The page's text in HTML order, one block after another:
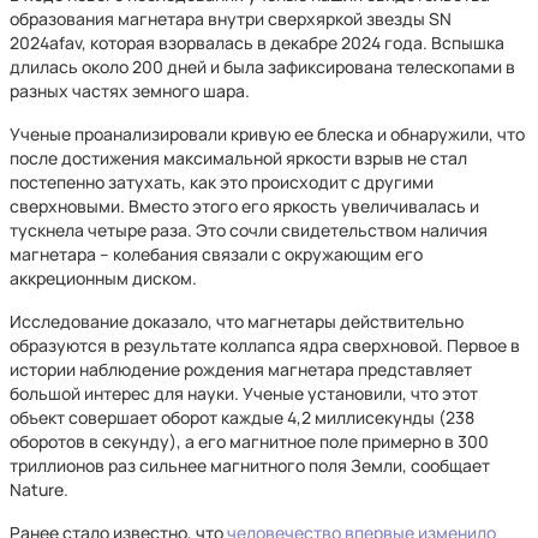
образования магнетара внутри сверхяркой звезды SN
2024afav, которая взорвалась в декабре 2024 года. Вспышка
длилась около 200 дней и была зафиксирована телескопами в
разных частях земного шара.
Ученые проанализировали кривую ее блеска и обнаружили, что
после достижения максимальной яркости взрыв не стал
постепенно затухать, как это происходит с другими
сверхновыми. Вместо этого его яркость увеличивалась и
тускнела четыре раза. Это сочли свидетельством наличия
магнетара – колебания связали с окружающим его
аккреционным диском.
Исследование доказало, что магнетары действительно
образуются в результате коллапса ядра сверхновой. Первое в
истории наблюдение рождения магнетара представляет
большой интерес для науки. Ученые установили, что этот
объект совершает оборот каждые 4,2 миллисекунды (238
оборотов в секунду), а его магнитное поле примерно в 300
триллионов раз сильнее магнитного поля Земли, сообщает
Nature.
Ранее стало известно, чточеловечество впервые изменило